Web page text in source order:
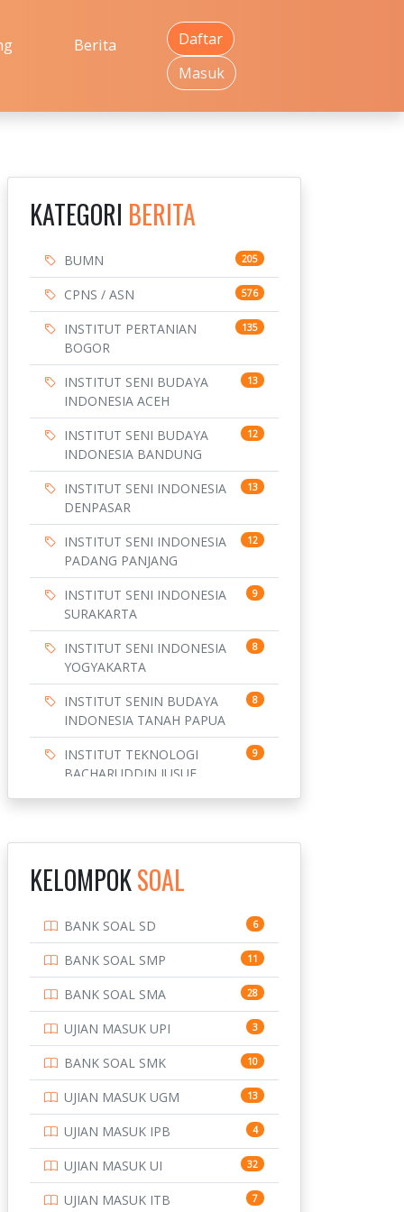
Berita
Daftar
Masuk
KATEGORI BERITA
BUMN 205
CPNS / ASN 576
INSTITUT PERTANIAN
BOGOR
135
INSTITUT SENI BUDAYA
INDONESIA ACEH
13
INSTITUT SENI BUDAYA
INDONESIA BANDUNG
12
INSTITUT SENI INDONESIA
DENPASAR
13
INSTITUT SENI INDONESIA
PADANG PANJANG
12
INSTITUT SENI INDONESIA
SURAKARTA
9
INSTITUT SENI INDONESIA
YOGYAKARTA
8
INSTITUT SENIN BUDAYA
INDONESIA TANAH PAPUA
8
INSTITUT TEKNOLOGI
BACHARUDDIN JUSUF
9
BANDUNG
INSTITUT TEKNOLOGI
INSTITUT TEKNOLOGI
SEPULUH NOVEMBER
10
INSTITUT TEKNOLOGI
SUMATERA
9
IPDN / STPDN 148
PENDIDIKAN 943
PERBANKAN 3
POLRI 169
POLTEK SSN 7
4
KELOMPOKSOAL
BANK SOAL SD 6
BANK SOAL SMP 11
BANK SOAL SMA 28
UJIAN MASUK UPI 3
BANK SOAL SMK 10
UJIAN MASUK UGM 13
UJIAN MASUK IPB 4
UJIAN MASUK UI 32
UJIAN MASUK ITB 7